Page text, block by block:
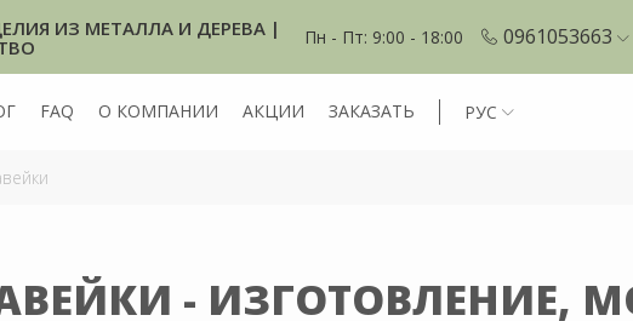
ИЗ МЕТАЛЛА И ДЕРЕВА |
Пн - Пт: 9:00 - 18:00 0961053663
FAQ О КОМПАНИИ АКЦИИ ЗАКАЗАТЬ РУС
- ИЗГОТОВЛЕНИЕ,